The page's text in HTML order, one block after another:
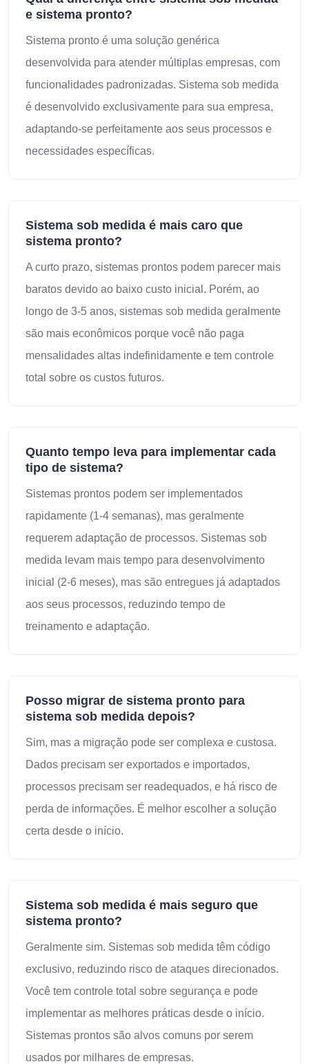
e sistema pronto?
Sistema pronto é uma solução genérica
desenvolvida para atender múltiplas empresas, com
funcionalidades padronizadas. Sistema sob medida
é desenvolvido exclusivamente para sua empresa,
adaptando-se perfeitamente aos seus processos e
necessidades específicas.
Sistema sob medida é mais caro que
sistema pronto?
A curto prazo, sistemas prontos podem parecer mais
baratos devido ao baixo custo inicial. Porém, ao
longo de 3-5 anos, sistemas sob medida geralmente
são mais econômicos porque você não paga
mensalidades altas indefinidamente e tem controle
total sobre os custos futuros.
Quanto tempo leva para implementar cada
tipo de sistema?
Sistemas prontos podem ser implementados
rapidamente (1-4 semanas), mas geralmente
requerem adaptação de processos. Sistemas sob
medida levam mais tempo para desenvolvimento
inicial (2-6 meses), mas são entregues já adaptados
aos seus processos, reduzindo tempo de
treinamento e adaptação.
Posso migrar de sistema pronto para
sistema sob medida depois?
Sim, mas a migração pode ser complexa e custosa.
Dados precisam ser exportados e importados,
processos precisam ser readequados, e há risco de
perda de informações. É melhor escolher a solução
certa desde o início.
Sistema sob medida é mais seguro que
sistema pronto?
Geralmente sim. Sistemas sob medida têm código
exclusivo, reduzindo risco de ataques direcionados.
Você tem controle total sobre segurança e pode
implementar as melhores práticas desde o início.
Sistemas prontos são alvos comuns por serem
usados por milhares de empresas.